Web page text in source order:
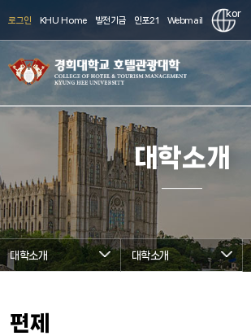
로그인 KHU Home 발전기금 인포21 Webmail
kor
학사과정
현장실습/취업
학사과정
현장실습/취업
대학소개
대학소개 대학소개
편제